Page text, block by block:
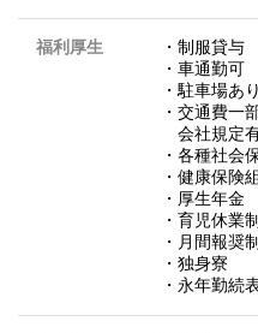
福利厚生
・制服貸与
・車通勤可
・駐車場あり
・交通費一
会社規定
・各種社会
・健康保険
・厚生年金
・育児休業
・月間報奨
・独身寮
・永年勤続